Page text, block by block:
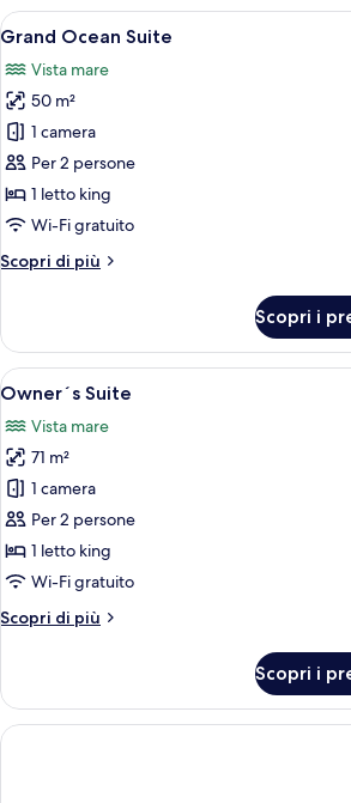
Apri
tutte
le
foto
per
Grand
Ocean
Suite
Una
12
Grand Ocean Suite
Vista mare
50 m²
1 camera
Per 2 persone
1 letto king
Wi-Fi gratuito
Scopri di più
Altri
Ocean
Suite
Scopri i
Apri
tutte
le
foto
per
Owner
´s
Suite
Un
15
Owner´s Suite
Vista mare
71 m²
1 camera
Per 2 persone
1 letto king
Wi-Fi gratuito
Scopri di più
Altri
´s
Suite
Scopri i